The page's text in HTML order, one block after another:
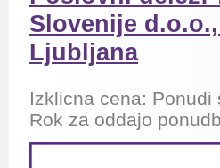
Slovenije
Ljubljana
Izklicna cena: Ponudi
Rok za oddajo